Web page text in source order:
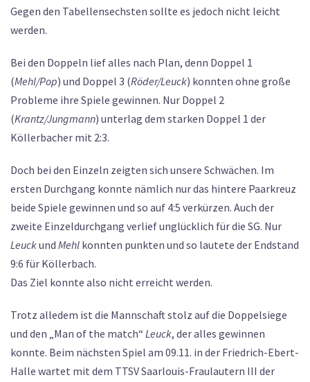
Gegen den Tabellensechsten sollte es jedoch nicht leicht
werden.
Bei den Doppeln lief alles nach Plan, denn Doppel 1
(Mehl/Pop) und Doppel 3 (Röder/Leuck) konnten ohne große
Probleme ihre Spiele gewinnen. Nur Doppel 2
(Krantz/Jungmann) unterlag dem starken Doppel 1 der
Köllerbacher mit 2:3.
Doch bei den Einzeln zeigten sich unsere Schwächen. Im
ersten Durchgang konnte nämlich nur das hintere Paarkreuz
beide Spiele gewinnen und so auf 4:5 verkürzen. Auch der
zweite Einzeldurchgang verlief unglücklich für die SG. Nur
Leuckund Mehl konnten punkten und so lautete der Endstand
9:6 für Köllerbach.
Das Ziel konnte also nicht erreicht werden.
Trotz alledem ist die Mannschaft stolz auf die Doppelsiege
und den „Man of the match“ Leuck, der alles gewinnen
konnte. Beim nächsten Spiel am 09.11. in der Friedrich-Ebert-
Halle wartet mit dem TTSV Saarlouis-Fraulautern III der